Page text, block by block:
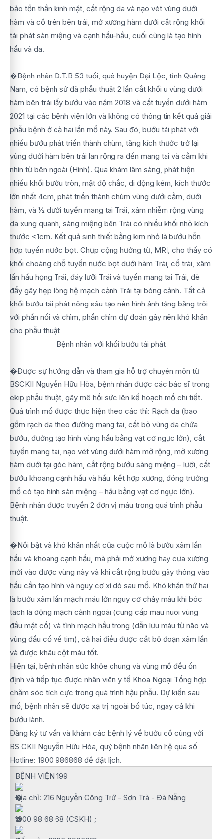
bảo tồn thần kinh mặt, cắt rộng da và nạo vét vùng dưới
hàm và cổ trên bên trái, mở xương hàm dưới cắt rộng khối
tái phát sàn miệng và cạnh hầu-hầu, cuối cùng là tạo hình
hầu và da.
�Bệnh nhân Đ.T.B 53 tuổi, quê huyện Đại Lộc, tỉnh Quảng
Nam, có bệnh sử đã phẫu thuật 2 lần cắt khối u vùng dưới
hàm bên trái lấy bướu vào năm 2018 và cắt tuyến dưới hàm
2021 tại các bệnh viện lớn và không có thông tin kết quả giải
phẫu bệnh ở cả hai lần mổ này. Sau đó, bướu tái phát với
nhiều bướu phát triển thành chùm, tăng kích thước trở lại
vùng dưới hàm bên trái lan rộng ra đến mang tai và cằm khi
nhìn từ bên ngoài (Hình). Qua khám lâm sàng, phát hiện
nhiều khối bướu tròn, mật độ chắc, di động kém, kích thước
lớn nhất 4cm, phát triển thành chùm vùng dưới cằm, dưới
hàm, và ½ dưới tuyến mang tai Trái, xâm nhiễm rộng vùng
da xung quanh, sàng miệng bên Trái có nhiều khối nhỏ kích
thước <1cm. Kết quả sinh thiết bằng kim nhỏ là bướu hỗn
hợp tuyến nước bọt. Chụp cộng hưởng từ, MRI, cho thấy có
khối choáng chỗ tuyến nước bọt dưới hàm Trái, cổ trái, xâm
lấn hầu họng Trái, đáy lưỡi Trái và tuyến mang tai Trái, đè
đẩy gây hẹp lòng hệ mạch cảnh Trái tại bóng cảnh. Tất cả
khối bướu tái phát nông sâu tạo nên hình ảnh tảng băng trôi
với phần nổi và chìm, phần chìm dự đoán gây nên khó khăn
cho phẫu thuật
Bệnh nhân với khối bướu tái phát
�Được sự hướng dẫn và tham gia hỗ trợ chuyên môn từ
BSCKII Nguyễn Hữu Hòa, bệnh nhân được các bác sĩ trong
ekip phẫu thuật, gây mê hồi sức lên kế hoạch mổ chi tiết.
Quá trình mổ được thực hiện theo các thì: Rạch da (bao
gồm rạch da theo đường mang tai, cắt bỏ vùng da chứa
bướu, đường tạo hình vùng hầu bằng vạt cơ ngực lớn), cắt
tuyến mang tai, nạo vét vùng dưới hàm mở rộng, mở xương
hàm dưới tại góc hàm, cắt rộng bướu sàng miệng – lưỡi, cắt
bướu khoang cạnh hầu và hầu, kết hợp xương, đóng trường
mổ có tạo hình sàn miệng – hầu bằng vạt cơ ngực lớn).
Bệnh nhân được truyền 2 đơn vị máu trong quá trình phẫu
thuật.
�Nổi bật và khó khăn nhất của cuộc mổ là bướu xâm lấn
hầu và khoang cạnh hầu, mà phải mở xương hay cưa xương
mới vào được vùng này và khi cắt rộng bướu gây thông vào
hầu cần tạo hình và nguy cơ xì dò sau mổ. Khó khăn thứ hai
là bướu xâm lấn mạch máu lớn nguy cơ chảy máu khi bóc
tách là động mạch cảnh ngoài (cung cấp máu nuôi vùng
đầu mặt cổ) và tĩnh mạch hầu trong (dẫn lưu máu từ não và
vùng đầu cổ về tim), cả hai điều được cắt bỏ đoạn xâm lấn
và được khâu cột máu tốt.
Hiện tại, bệnh nhân sức khỏe chung và vùng mổ đều ổn
định và tiếp tục được nhân viên y tế Khoa Ngoại Tổng hợp
chăm sóc tích cực trong quá trình hậu phẫu. Dự kiến sau
mổ, bệnh nhân sẽ được xạ trị ngoài bổ túc, ngay cả khi
bướu lành.
Đăng ký tư vấn và khám các bệnh lý về bướu cổ cùng với
BS CKII Nguyễn Hữu Hòa, quý bệnh nhân liên hệ qua số
Hotline: 1900 986868 để đặt lịch.
BỆNH VIỆN 199
Địa chỉ: 216 Nguyễn Công Trứ - Sơn Trà - Đà Nẵng
1900 98 68 68 (CSKH) ;